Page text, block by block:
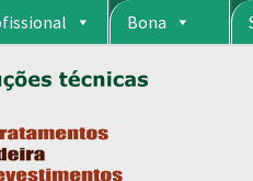
Bona
CARRINHO CART
DA BONA?
HIDROFUGANTES